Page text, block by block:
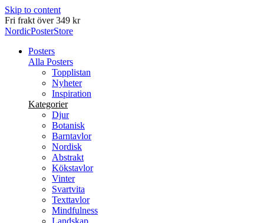
Skip to content
Leverans inom 2-5 arbetsdagar
NordicPosterStore
Posters
Alla Posters
Topplistan
Nyheter
Inspiration
Kategorier
Djur
Botanisk
Barntavlor
Nordisk
Abstrakt
Kökstavlor
Vinter
Svartvita
Texttavlor
Mindfulness
Landskap